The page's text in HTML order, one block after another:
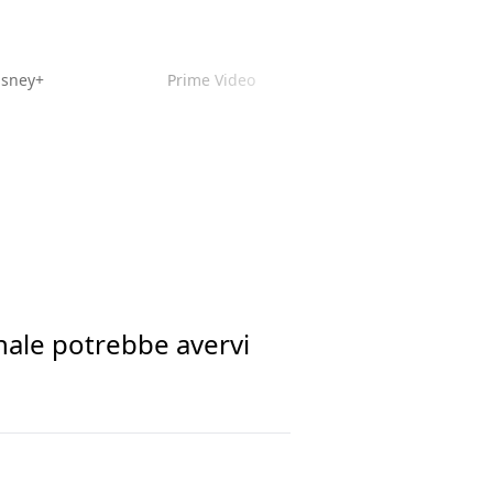
Prime Video
potrebbe avervi